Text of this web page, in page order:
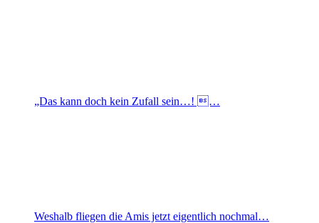
„Das kann doch kein Zufall sein…! …
Weshalb fliegen die Amis jetzt eigentlich nochmal…